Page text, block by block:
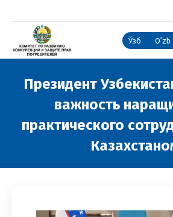
Ўзб Oʻzb
Президент
важность
практического